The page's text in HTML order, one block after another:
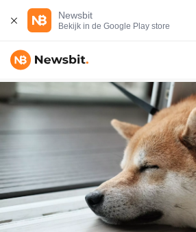
Newsbit
Bekijk in de Google Play store